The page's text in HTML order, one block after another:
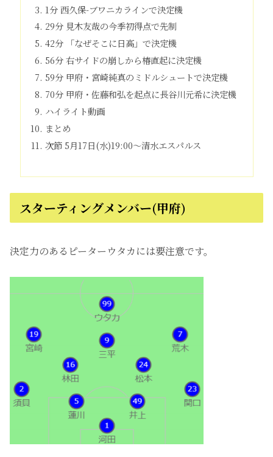
1分 西久保-ブワニカラインで決定機
29分 見木友哉の今季初得点で先制
42分 「なぜそこに日高」で決定機
56分 右サイドの崩しから椿直起に決定機
59分 甲府・宮崎純真のミドルシュートで決定機
70分 甲府・佐藤和弘を起点に長谷川元希に決定機
ハイライト動画
まとめ
次節 5月17日(水)19:00～清水エスパルス
スターティングメンバー(甲府)
決定力のあるピーターウタカには要注意です。